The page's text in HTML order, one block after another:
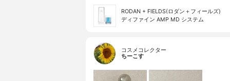
RODAN + FIELDS(ロダン＋フィールズ)
ディファイン AMP MD システム
コスメコレクター
ちーこす